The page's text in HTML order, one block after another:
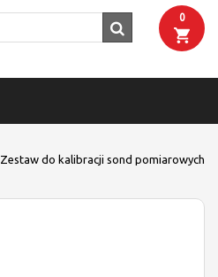
0
Zestaw do kalibracji sond pomiarowych